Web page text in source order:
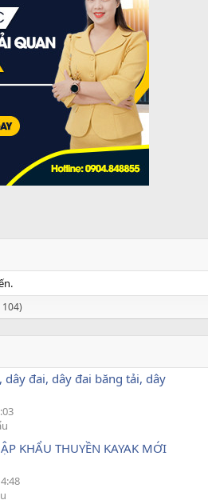
dây đai, dây đai băng tải, dây
KHẨU THUYỀN KAYAK MỚI